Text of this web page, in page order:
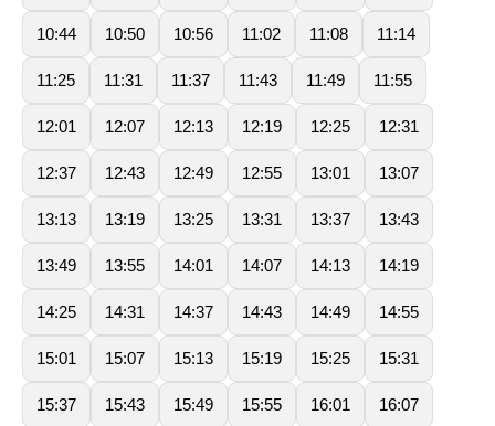
10:44 10:50 10:56 11:02 11:08 11:14
11:25 11:31 11:37 11:43 11:49 11:55
12:01 12:07 12:13 12:19 12:25 12:31
12:37 12:43 12:49 12:55 13:01 13:07
13:13 13:19 13:25 13:31 13:37 13:43
13:49 13:55 14:01 14:07 14:13 14:19
14:25 14:31 14:37 14:43 14:49 14:55
15:01 15:07 15:13 15:19 15:25 15:31
15:37 15:43 15:49 15:55 16:01 16:07